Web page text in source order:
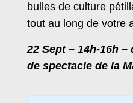
bulles de culture
tout au long de votre
22 Sept – 14h-16h
de spectacle de la